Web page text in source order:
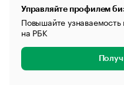
Управляйте профилем
Повышайте
на РБК